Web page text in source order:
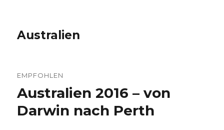
Australien
EMPFOHLEN
Australien 2016 – von
Darwin nach Perth